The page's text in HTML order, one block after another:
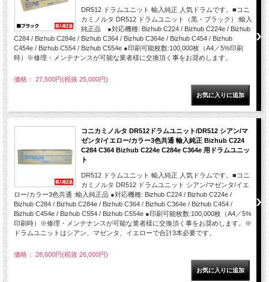
DR512 ドラムユニット 輸入純正 人気ドラムです。■コニ
カミノルタ DR512 ドラムユニット（黒・ブラック）:輸入
純正品 ●対応機種: Bizhub C224 / Bizhub C224e / Bizhub
C284 / Bizhub C284e / Bizhub C364 / Bizhub C364e / Bizhub C454 / Bizhub
C454e / Bizhub C554 / Bizhub C554e ●印刷可能枚数:100,000枚（A4／5%印刷
時）※修理・メンテナンスが可能な業者様に交換頂く事をお奨めします。
価格： 27,500円(税抜 25,000円)
コニカミノルタ DR512ドラムユニット/DR512 シアン/マ
ゼンタ/イエロー/カラー3色共通 輸入純正 Bizhub C224
C284 C364 Bizhub C224e C284e C364e 用ドラムユニッ
ト
DR512 ドラムユニット 輸入純正 人気ドラムです。■コニ
カミノルタ DR512 ドラムユニット シアン/マゼンタ/イエ
ロー/カラー3色共通 :輸入純正品 ●対応機種: Bizhub C224 / Bizhub C224e /
Bizhub C284 / Bizhub C284e / Bizhub C364 / Bizhub C364e / Bizhub C454 /
Bizhub C454e / Bizhub C554 / Bizhub C554e ●印刷可能枚数:100,000枚（A4／5%
印刷時）※修理・メンテナンスが可能な業者様に交換頂く事をお奨めします。※
ドラムユニットはシアン、マゼンタ、イエローで合計3本必要です。
価格： 28,600円(税抜 26,000円)